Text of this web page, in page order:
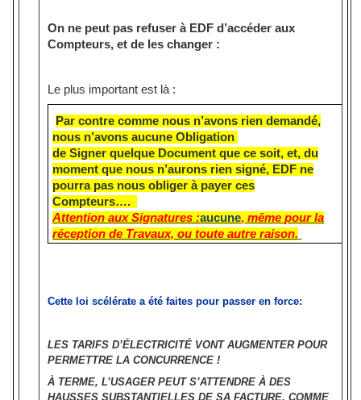
On ne peut pas refuser à EDF d’accéder aux
Compteurs, et de les changer :
Le plus important est là :
Par contre comme nous n’avons rien demandé,
nous n’avons aucune Obligation
de Signer quelque Document que ce soit, et, du
moment que nous n’aurons rien signé, EDF ne
pourra pas nous obliger à payer ces
Compteurs….
Attention aux Signatures :aucune,même pour la
réception de Travaux, ou toute autre raison.
Cette loi scélérate a été faites pour passer en force:
LES TARIFS D’ÉLECTRICITÉ VONT AUGMENTER POUR
PERMETTRE LA CONCURRENCE !
À TERME, L’USAGER PEUT S’ATTENDRE À DES
HAUSSES SUBSTANTIELLES DE SA FACTURE, COMME